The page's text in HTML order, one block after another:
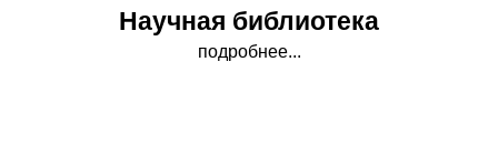
Научная библиотека
подробнее...